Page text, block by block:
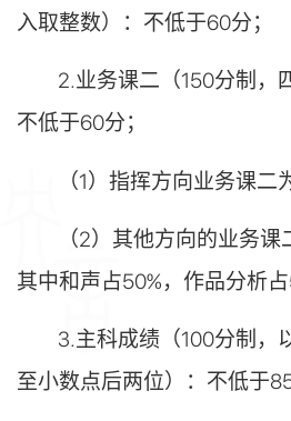
入取整数）：不低于60分；
2.业务课二（150分制，
不低于60分；
（1）指挥方向业务课二
（2）其他方向的业务课
其中和声占50%，作品分析占
3.主科成绩（100分制，
至小数点后两位）：不低于